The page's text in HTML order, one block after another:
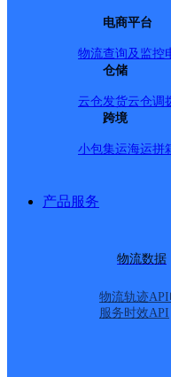
电商平台
物流查询及监控
仓储
云仓发货云仓调
跨境
小包集运海运拼
产品服务
物流数据
物流轨迹API
服务时效API
清空已选
安能快递(6)
圆通速递(10)
中通快递
丽水松阳县
中通快递
派送范
马桥工